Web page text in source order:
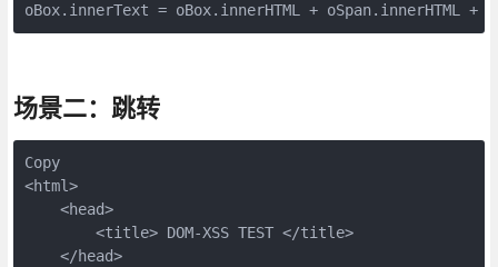
oBox.innerText = oBox.innerHTML + oSpan.innerHTML
场景二：跳转
Copy
<html>
    <head>
        <title> DOM-XSS TEST </title>
    </head>